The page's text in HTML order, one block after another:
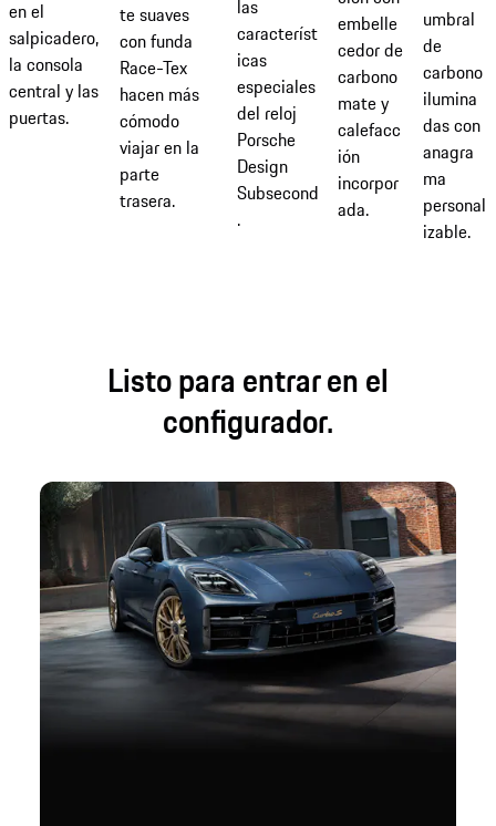
en el
salpicadero,
la consola
central y las
puertas.
te suaves
con funda
Race-Tex
hacen más
cómodo
viajar en la
parte
trasera.
las
característ
icas
especiales
del reloj
Porsche
Design
Subsecond
.
embelle
cedor de
carbono
mate y
calefacc
ión
incorpor
ada.
umbral
de
carbono
ilumina
das con
anagra
ma
personal
izable.
Listo para entrar en el
configurador.